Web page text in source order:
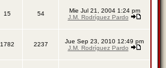
15 54
Mie Jul 21, 2004 1:24 pm
J.M. Rodríguez Pardo
1782 2237
Jue Sep 23, 2010 12:49 pm
J.M. Rodríguez Pardo